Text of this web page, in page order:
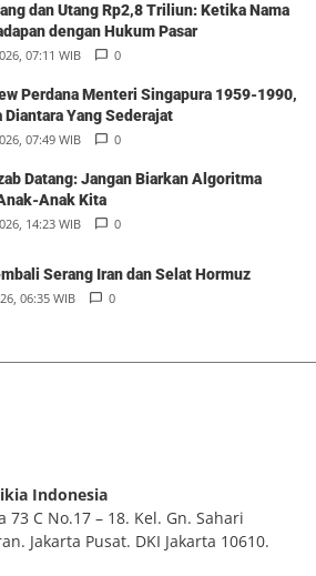
dan Utang Rp2,8 Triliun: Ketika Nama
dengan Hukum Pasar
07:11 WIB 0
1990,
Diantara Yang Sederajat
07:49 WIB 0
Datang: Jangan Biarkan Algoritma
Anak Kita
14:23 WIB 0
Serang Iran dan Selat Hormuz
06:35 WIB 0
Indonesia
73 C No.17 – 18. Kel. Gn. Sahari
Jakarta Pusat. DKI Jakarta 10610.